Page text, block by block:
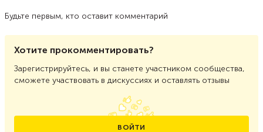
Будьте первым, кто оставит комментарий
Хотите прокомментировать?
Зарегистрируйтесь, и вы станете участником сообщества,
сможете участвовать в дискуссиях и оставлять отзывы
ВОЙТИ